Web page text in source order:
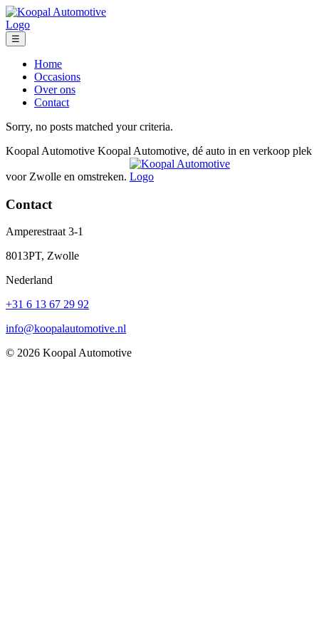
☰
Home
Occasions
Over ons
Contact
Sorry, no posts matched your criteria.
Koopal Automotive Koopal Automotive, dé auto in en verkoop plek
voor Zwolle en omstreken.
Contact
Amperestraat 3-1
8013PT, Zwolle
Nederland
+31 6 13 67 29 92
info@koopalautomotive.nl
© 2026 Koopal Automotive